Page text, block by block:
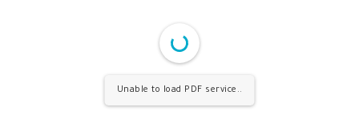
Unable to load PDF service..